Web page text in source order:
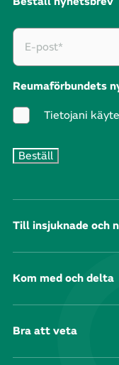
Reumaförbundets
Tietojani
Till insjuknade och
Kom med och delta
Bra att veta